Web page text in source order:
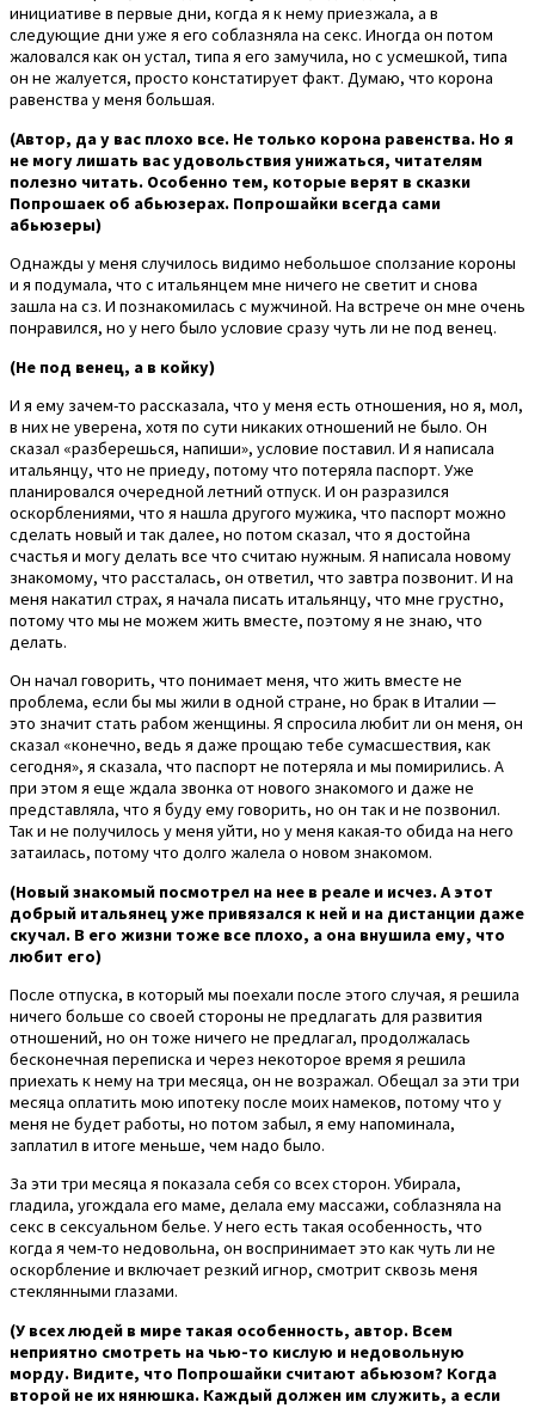
инициативе в первые дни, когда я к нему приезжала, а в
следующие дни уже я его соблазняла на секс. Иногда он потом
жаловался как он устал, типа я его замучила, но с усмешкой, типа
он не жалуется, просто констатирует факт. Думаю, что корона
равенства у меня большая.
(Автор, да у вас плохо все. Не только корона равенства. Но я
не могу лишать вас удовольствия унижаться, читателям
полезно читать. Особенно тем, которые верят в сказки
Попрошаек об абьюзерах. Попрошайки всегда сами
абьюзеры)
Однажды у меня случилось видимо небольшое сползание короны
и я подумала, что с итальянцем мне ничего не светит и снова
зашла на сз. И познакомилась с мужчиной. На встрече он мне очень
понравился, но у него было условие сразу чуть ли не под венец.
(Не под венец, а в койку)
И я ему зачем-то рассказала, что у меня есть отношения, но я, мол,
в них не уверена, хотя по сути никаких отношений не было. Он
сказал «разберешься, напиши», условие поставил. И я написала
итальянцу, что не приеду, потому что потеряла паспорт. Уже
планировался очередной летний отпуск. И он разразился
оскорблениями, что я нашла другого мужика, что паспорт можно
сделать новый и так далее, но потом сказал, что я достойна
счастья и могу делать все что считаю нужным. Я написала новому
знакомому, что рассталась, он ответил, что завтра позвонит. И на
меня накатил страх, я начала писать итальянцу, что мне грустно,
потому что мы не можем жить вместе, поэтому я не знаю, что
делать.
Он начал говорить, что понимает меня, что жить вместе не
проблема, если бы мы жили в одной стране, но брак в Италии —
это значит стать рабом женщины. Я спросила любит ли он меня, он
сказал «конечно, ведь я даже прощаю тебе сумасшествия, как
сегодня», я сказала, что паспорт не потеряла и мы помирились. А
при этом я еще ждала звонка от нового знакомого и даже не
представляла, что я буду ему говорить, но он так и не позвонил.
Так и не получилось у меня уйти, но у меня какая-то обида на него
затаилась, потому что долго жалела о новом знакомом.
(Новый знакомый посмотрел на нее в реале и исчез. А этот
добрый итальянец уже привязался к ней и на дистанции даже
скучал. В его жизни тоже все плохо, а она внушила ему, что
любит его)
После отпуска, в который мы поехали после этого случая, я решила
ничего больше со своей стороны не предлагать для развития
отношений, но он тоже ничего не предлагал, продолжалась
бесконечная переписка и через некоторое время я решила
приехать к нему на три месяца, он не возражал. Обещал за эти три
месяца оплатить мою ипотеку после моих намеков, потому что у
меня не будет работы, но потом забыл, я ему напоминала,
заплатил в итоге меньше, чем надо было.
За эти три месяца я показала себя со всех сторон. Убирала,
гладила, угождала его маме, делала ему массажи, соблазняла на
секс в сексуальном белье. У него есть такая особенность, что
когда я чем-то недовольна, он воспринимает это как чуть ли не
оскорбление и включает резкий игнор, смотрит сквозь меня
стеклянными глазами.
(У всех людей в мире такая особенность, автор. Всем
неприятно смотреть на чью-то кислую и недовольную
морду. Видите, что Попрошайки считают абьюзом? Когда
второй не их нянюшка. Каждый должен им служить, а если